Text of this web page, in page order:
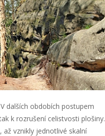
dalších obdobích postupem
k rozrušení celistvosti plošiny.
vznikly jednotlivé skalní